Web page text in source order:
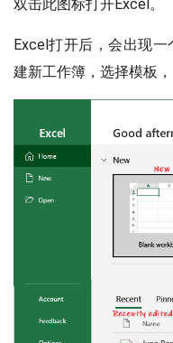
双击此图标打开Excel。
Excel打开后，会出现
建新工作簿，选择模板